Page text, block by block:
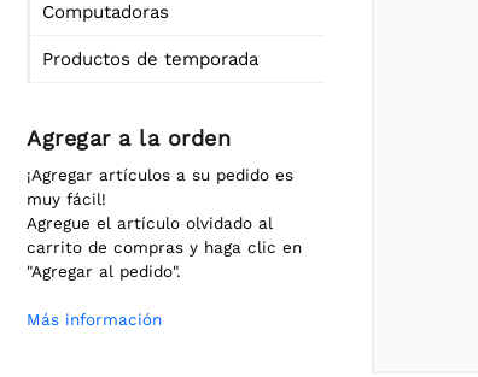
Computadoras
Productos de temporada
Agregar a la orden
¡Agregar artículos a su pedido es
muy fácil!
Agregue el artículo olvidado al
carrito de compras y haga clic en
"Agregar al pedido".
Más información